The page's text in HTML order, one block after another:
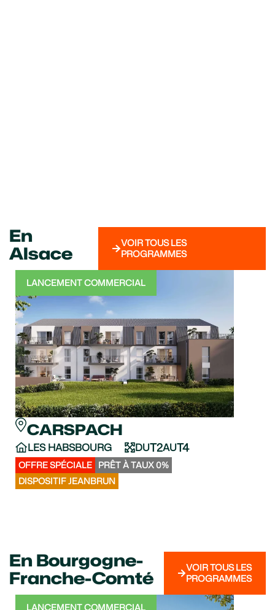
En
Alsace
VOIR TOUS LES
PROGRAMMES
LANCEMENT COMMERCIAL
CARSPACH
LES HABSBOURG DUT2AUT4
OFFRE SPÉCIALE PRÊT À TAUX 0%
DISPOSITIF JEANBRUN
En Bourgogne-
Franche-Comté
VOIR TOUS LES
PROGRAMMES
LANCEMENT COMMERCIAL